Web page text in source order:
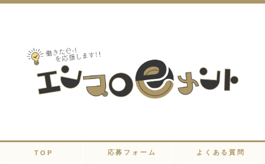
TOP 応募フォーム よくある質問